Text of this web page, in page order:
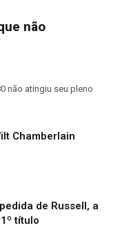
não
não atingiu seu pleno
Chamberlain
de Russell, a
título